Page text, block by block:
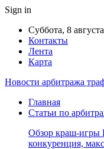
Sign in
Суббота, 8
Контакты
Лента
Карта
Новости арбитража
Главная
Статьи по
Обзор краш-игры
конкуренция,